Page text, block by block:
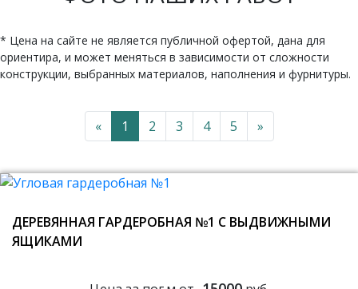
* Цена на сайте не является публичной офертой, дана для
ориентира, и может меняться в зависимости от сложности
конструкции, выбранных материалов, наполнения и фурнитуры.
« 1 2 3 4 5 »
ДЕРЕВЯННАЯ ГАРДЕРОБНАЯ №1 С ВЫДВИЖНЫМИ
ЯЩИКАМИ